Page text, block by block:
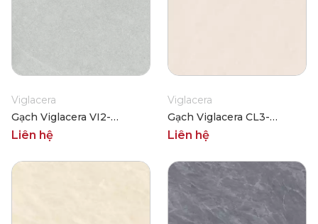
Viglacera
Gạch Viglacera VI2-
9GM121202
Liên hệ
Viglacera
Gạch Viglacera CL3-
M121204
Liên hệ